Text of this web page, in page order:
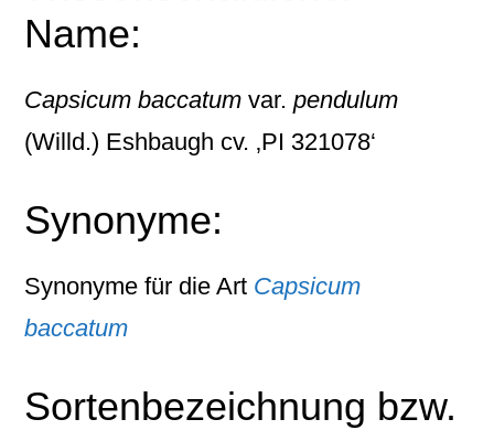
Name:
Capsicum baccatum var.pendulum
(Willd.) Eshbaugh cv. ‚PI 321078‘
Synonyme:
Synonyme für die Art Capsicum
baccatum
Sortenbezeichnung bzw.